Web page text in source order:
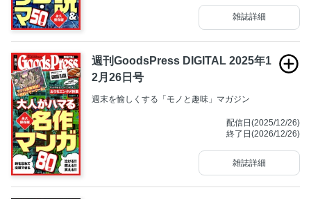
雑誌詳細
週刊GoodsPress DIGITAL 2025年1
2月26日号
週末を愉しくする「モノと趣味」マガジン
配信日(2025/12/26)
終了日(2026/12/26)
雑誌詳細